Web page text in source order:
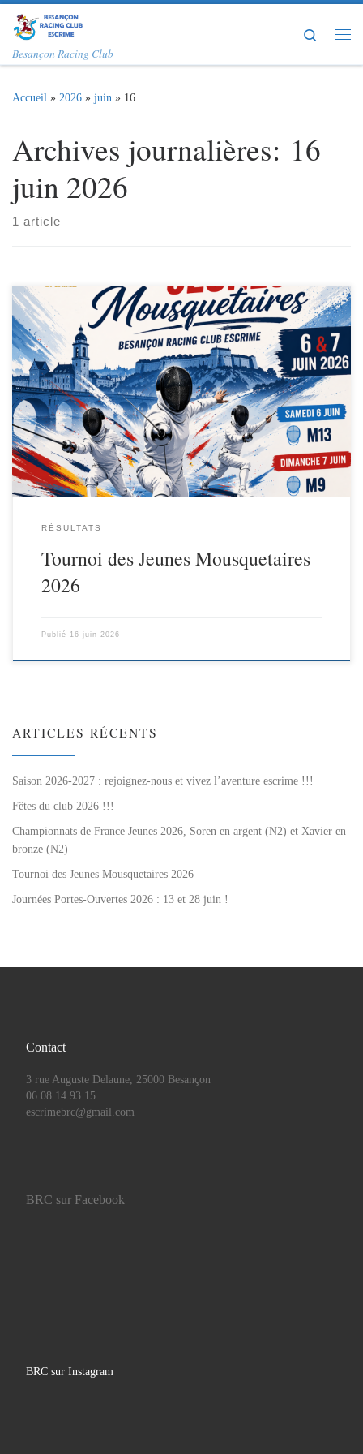
Passer au contenu
Besançon Racing Club
Search
Accueil » 2026 » juin » 16
Archives journalières: 16
juin 2026
1 article
Le weekend du 6-7 juin se déroulait le Tournoi des Jeunes
Mousquetaires 2026 ! Retour sur notre tournoi Moins de 9 ans à
Moins de 13 ans ! Pour découvrir notre club, prochaine journée
Portes-Ouvertes le dimanche 28 juin ! (Voir ici). Tournoi des
Jeunes Mousquetaires 2026 : bravo à […]
RÉSULTATS
Tournoi des Jeunes Mousquetaires
2026
Publié 16 juin 2026
ARTICLES RÉCENTS
Saison 2026-2027 : rejoignez-nous et vivez l’aventure escrime !!!
Fêtes du club 2026 !!!
Championnats de France Jeunes 2026, Soren en argent (N2) et Xavier en
bronze (N2)
Tournoi des Jeunes Mousquetaires 2026
Journées Portes-Ouvertes 2026 : 13 et 28 juin !
Contact
3 rue Auguste Delaune, 25000 Besançon
06.08.14.93.15
escrimebrc@gmail.com
BRC sur Facebook
BRC sur Instagram